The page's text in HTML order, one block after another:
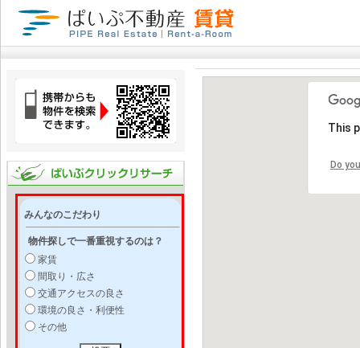
みんなのこだわり
物件探しで一番重視するのは？
家賃
間取り・広さ
交通アクセスの良さ
環境の良さ・利便性
その他
This
Do